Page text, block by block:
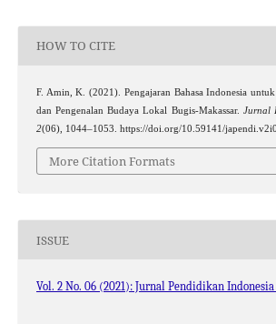
HOW TO CITE
F. Amin, K. (2021). Pengajaran Bahasa Indonesia
dan Pengenalan Budaya Lokal Bugis-Makassar. Jurnal
2(06), 1044–1053. https://doi.org/10.59141/
More Citation Formats
ISSUE
Vol. 2 No. 06 (2021): Jurnal Pendidikan